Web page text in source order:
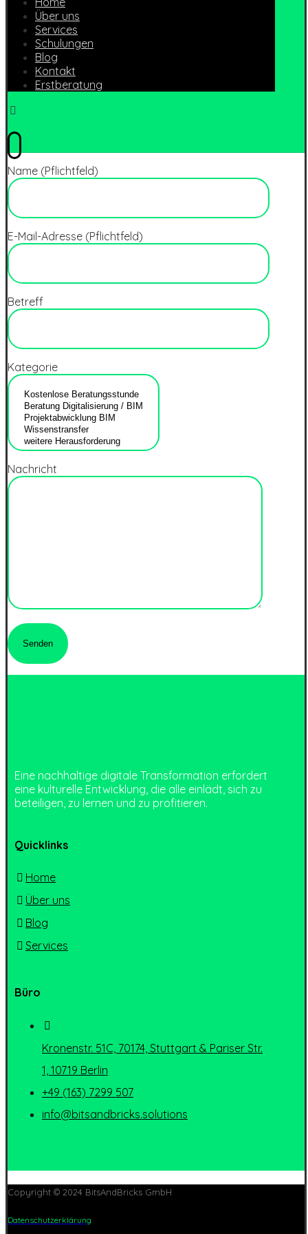
Über uns
Services
Schulungen
Blog
Kontakt
Erstberatung
Name (Pflichtfeld)
E-Mail-Adresse (Pflichtfeld)
Betreff
Kategorie
Nachricht
Eine nachhaltige digitale Transformation erfordert
eine kulturelle Entwicklung, die alle einlädt, sich zu
beteiligen, zu lernen und zu profitieren.
Quicklinks
Home
Über uns
Blog
Services
Büro
Kronenstr. 51C, 70174, Stuttgart & Pariser Str.
1, 10719 Berlin
+49 (163) 7299 507
info@bitsandbricks.solutions
Copyright © 2024 BitsAndBricks GmbH
Datenschutzerklärung